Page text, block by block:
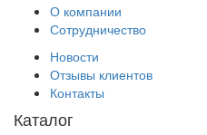
О компании
Сотрудничество
Новости
Отзывы клиентов
Контакты
Каталог